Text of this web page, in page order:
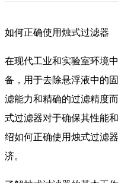
如何正确使用烛式过滤器
在现代工业和实验室环境
备，用于去除悬浮液中的
滤能力和精确的过滤精度
式过滤器对于确保其性能
绍如何正确使用烛式过滤
济。